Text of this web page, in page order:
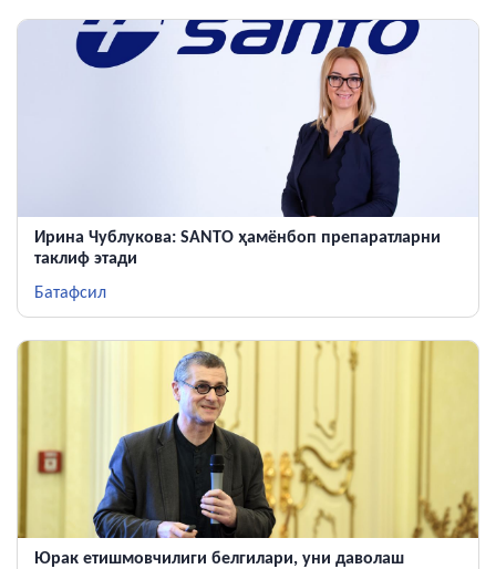
Ирина Чублукова: SANTO ҳамёнбоп препаратларни
таклиф этади
Батафсил
Юрак етишмовчилиги белгилари, уни даволаш